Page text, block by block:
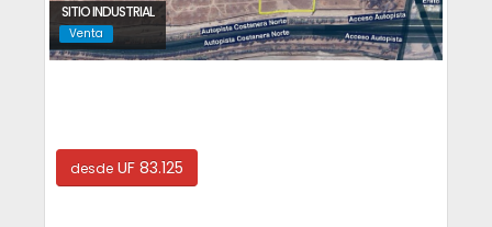
SITIO INDUSTRIAL
Venta
desde UF 83.125